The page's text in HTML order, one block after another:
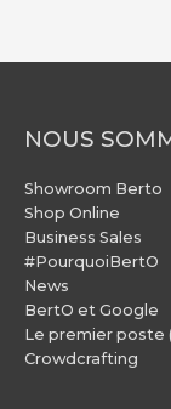
NOUS
Showroom Berto
Shop Online
Business Sales
#PourquoiBertO
News
BertO et Google
Le premier poste
Crowdcrafting